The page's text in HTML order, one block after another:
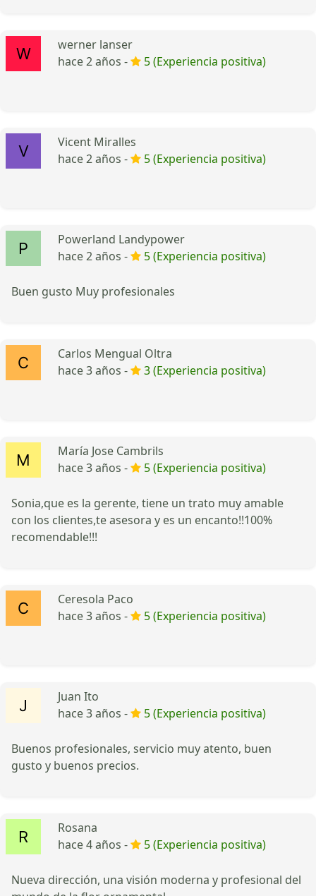
werner lanser
hace 2 años -
5 (Experiencia positiva)
Vicent Miralles
hace 2 años -
5 (Experiencia positiva)
Powerland Landypower
hace 2 años -
5 (Experiencia positiva)
Buen gusto Muy profesionales
Carlos Mengual Oltra
hace 3 años -
3 (Experiencia positiva)
María Jose Cambrils
hace 3 años -
5 (Experiencia positiva)
Sonia,que es la gerente, tiene un trato muy amable
con los clientes,te asesora y es un encanto!!100%
recomendable!!!
Ceresola Paco
hace 3 años -
5 (Experiencia positiva)
Juan Ito
hace 3 años -
5 (Experiencia positiva)
Buenos profesionales, servicio muy atento, buen
gusto y buenos precios.
Rosana
hace 4 años -
5 (Experiencia positiva)
Nueva dirección, una visión moderna y profesional del